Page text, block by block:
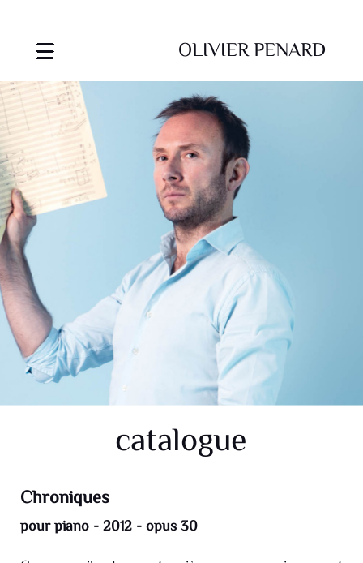
OLIVIER PENARD
catalogue
Chroniques
pour piano - 2012 - opus 30